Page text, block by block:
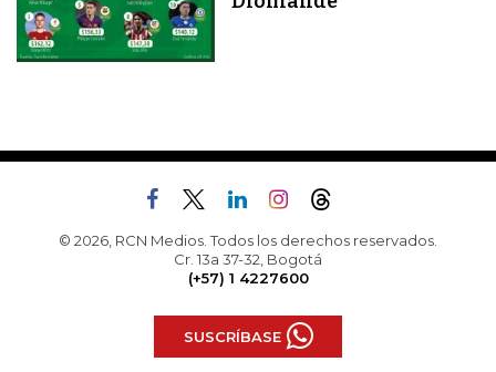
© 2026, RCN Medios. Todos los derechos reservados.
Cr. 13a 37-32, Bogotá
(+57) 1 4227600
SUSCRÍBASE